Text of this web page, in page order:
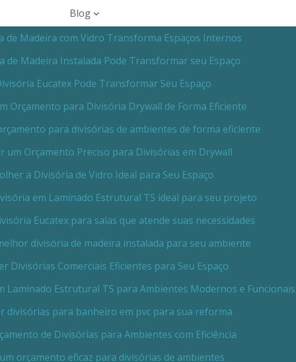
Blog
de Madeira com Vidro Transforma Espaços Internos
de Madeira Instalada Pode Transformar seu Espaço
Eucatex Pode Transformar Seu Espaço
Orçamento para Divisória Drywall de Forma Eficiente
para divisórias de ambientes de forma eficiente
um Orçamento Preciso para Divisórias em Drywall
a Divisória de Vidro Ideal para Seu Espaço
em Laminado Estrutural TS ideal para seu projeto
Eucatex para salas que atende suas necessidades
divisória de madeira instalada para seu ambiente
Divisórias Comerciais Eficientes para Seu Espaço
Laminado Estrutural TS para Ambientes Modernos e Funcionais
divisórias para banheiro em pvc para sua reforma
de Divisórias para Ambientes com Eficiência
orçamento eficaz para divisórias de ambientes